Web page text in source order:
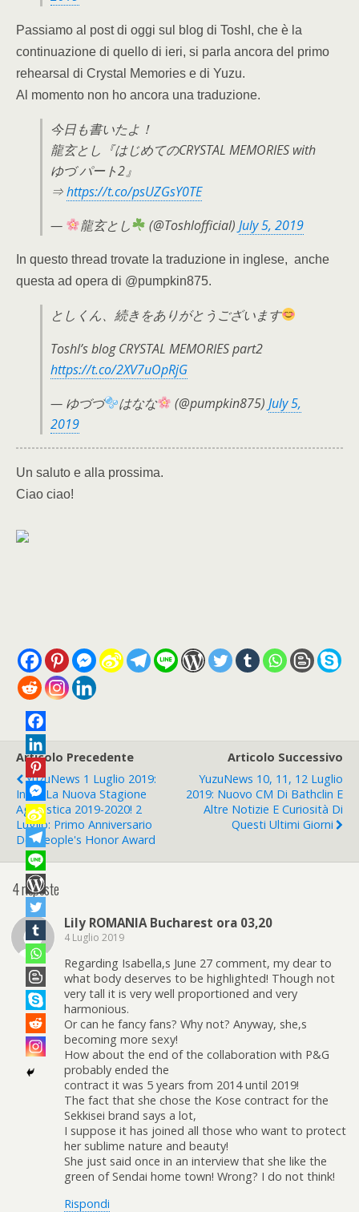
Passiamo al post di oggi sul blog di ToshI, che è la
continuazione di quello di ieri, si parla ancora del primo
rehearsal di Crystal Memories e di Yuzu.
Al momento non ho ancora una traduzione.
今日も書いたよ！
龍玄とし『はじめてのCRYSTAL MEMORIES with
ゆづ パート2』
⇒https://t.co/psUZGsY0TE
—
龍玄とし (@Toshlofficial)July 5, 2019
In questo thread trovate la traduzione in inglese, anche
questa ad opera di @pumpkin875.
としくん、続きをありがとうございます
Toshl’s blog CRYSTAL MEMORIES part2
https://t.co/2XV7uOpRjG
— ゆづづ
はなな (@pumpkin875)July 5,
2019
Un saluto e alla prossima.
Ciao ciao!
Articolo Precedente
YuzuNews 1 Luglio 2019:
Inizia La Nuova Stagione
Agonistica 2019-2020! 2
Luglio: Primo Anniversario
Del People's Honor Award
Articolo Successivo
YuzuNews 10, 11, 12 Luglio
2019: Nuovo CM Di Bathclin E
Altre Notizie E Curiosità Di
Questi Ultimi Giorni
4 risposte
Lily ROMANIA Bucharest ora 03,20
4 Luglio 2019
Regarding Isabella,s June 27 comment, my dear to
what body deserves to be highlighted! Though not
very tall it is very well proportioned and very
harmonious.
Or can he fancy fans? Why not? Anyway, she,s
becoming more sexy!
How about the end of the collaboration with P&G
probably ended the
contract it was 5 years from 2014 until 2019!
The fact that she chose the Kose contract for the
Sekkisei brand says a lot,
I suppose it has joined all those who want to protect
her sublime nature and beauty!
She just said once in an interview that she like the
green of Sendai home town! Wrong? I do not think!
Rispondi